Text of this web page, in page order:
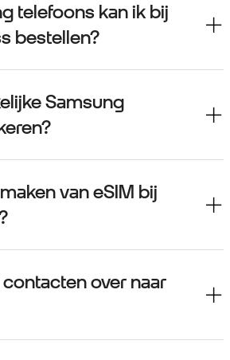
telefoons kan ik bij
bestellen?
Samsung
van eSIM bij
over naar